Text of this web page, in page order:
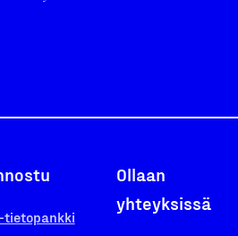
Ollaan
yhteyksissä